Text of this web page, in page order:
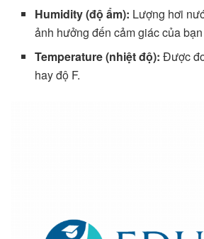
Humidity (độ ẩm): Lượng hơi
ảnh hưởng đến cảm giác của
Temperature (nhiệt độ): Được
hay độ F.